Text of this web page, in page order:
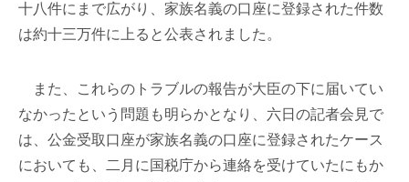
十八件にまで広がり、家族名義の口座に登録された件数
は約十三万件に上ると公表されました。
また、これらのトラブルの報告が大臣の下に届いてい
なかったという問題も明らかとなり、六日の記者会見で
は、公金受取口座が家族名義の口座に登録されたケース
においても、二月に国税庁から連絡を受けていたにもか